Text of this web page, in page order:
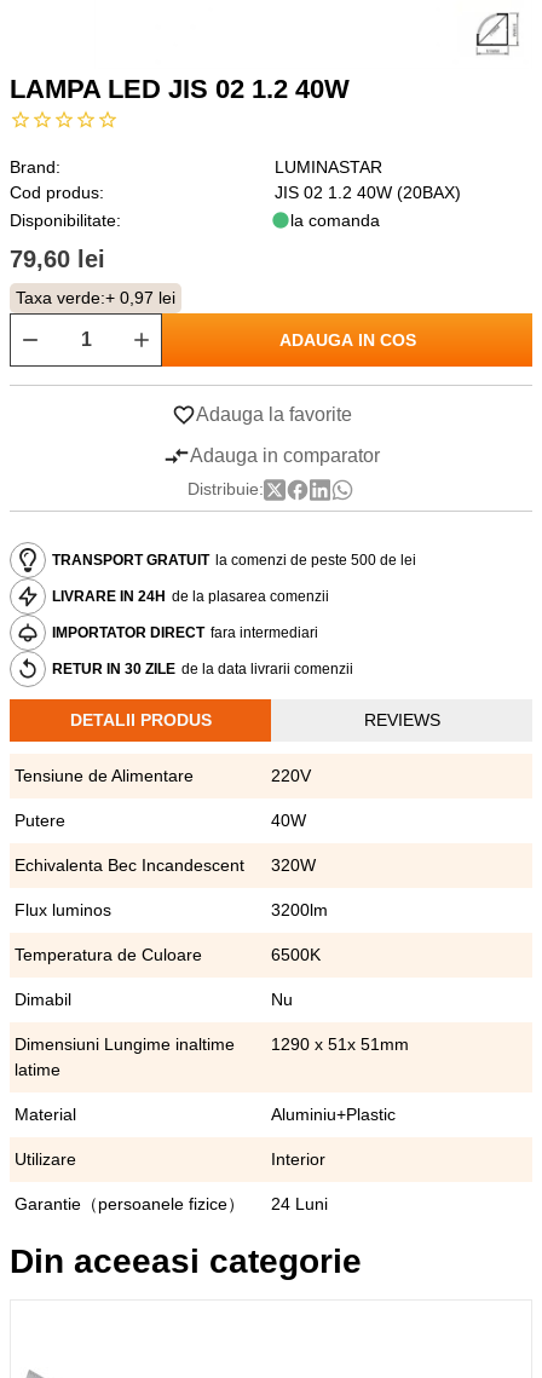
LAMPA LED JIS 02 1.2 40W
Brand:
LUMINASTAR
Cod produs:
JIS 02 1.2 40W (20BAX)
Disponibilitate:
la comanda
79,60 lei
Taxa verde:+ 0,97 lei
ADAUGA IN COS
Adauga la favorite
Adauga in comparator
Distribuie:
TRANSPORT GRATUIT la comenzi de peste 500 de lei
LIVRARE IN 24H de la plasarea comenzii
IMPORTATOR DIRECT fara intermediari
RETUR IN 30 ZILE de la data livrarii comenzii
DETALII PRODUS REVIEWS
Tensiune de Alimentare 220V
Putere 40W
Echivalenta Bec Incandescent 320W
Flux luminos 3200lm
Temperatura de Culoare 6500K
Dimabil Nu
Dimensiuni Lungime inaltime
latime
1290 x 51x 51mm
Material Aluminiu+Plastic
Utilizare Interior
Garantie（persoanele fizice） 24 Luni
Din aceeasi categorie